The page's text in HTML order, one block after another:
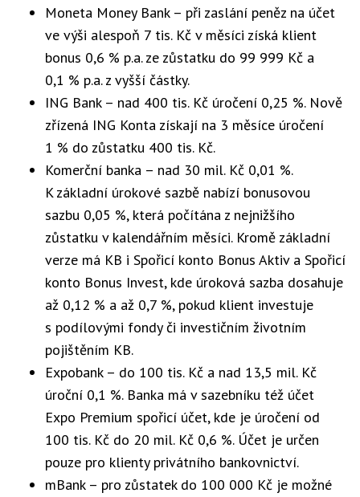
Moneta Money Bank – při zaslání peněz na účet
ve výši alespoň 7 tis. Kč v měsíci získá klient
bonus 0,6 % p.a. ze zůstatku do 99 999 Kč a
0,1 % p.a. z vyšší částky.
ING Bank – nad 400 tis. Kč úročení 0,25 %. Nově
zřízená ING Konta získají na 3 měsíce úročení
1 % do zůstatku 400 tis. Kč.
Komerční banka – nad 30 mil. Kč 0,01 %.
K základní úrokové sazbě nabízí bonusovou
sazbu 0,05 %, která počítána z nejnižšího
zůstatku v kalendářním měsíci. Kromě základní
verze má KB i Spořicí konto Bonus Aktiv a Spořicí
konto Bonus Invest, kde úroková sazba dosahuje
až 0,12 % a až 0,7 %, pokud klient investuje
s podílovými fondy či investičním životním
pojištěním KB.
Expobank – do 100 tis. Kč a nad 13,5 mil. Kč
úroční 0,1 %. Banka má v sazebníku též účet
Expo Premium spořicí účet, kde je úročení od
100 tis. Kč do 20 mil. Kč 0,6 %. Účet je určen
pouze pro klienty privátního bankovnictví.
mBank – pro zůstatek do 100 000 Kč je možné